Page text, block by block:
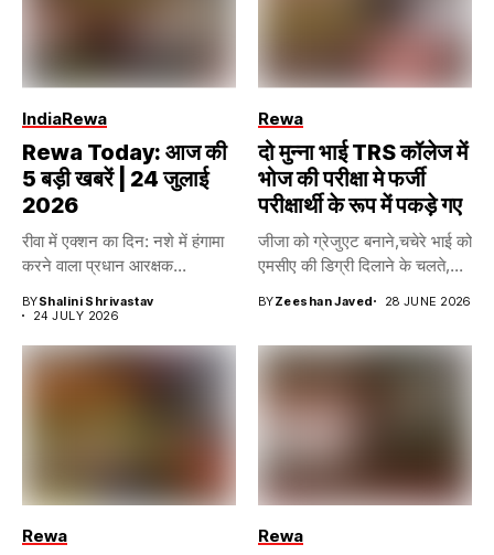
IndiaRewa
Rewa Today: आज की
5 बड़ी खबरें | 24 जुलाई
2026
रीवा में एक्शन का दिन: नशे में हंगामा
करने वाला प्रधान आरक्षक...
BYShalini Shrivastav
24 JULY 2026
Rewa
दो मुन्ना भाई TRS कॉलेज में
भोज की परीक्षा मे फर्जी
परीक्षार्थी के रूप में पकड़े गए
जीजा को ग्रेजुएट बनाने,चचेरे भाई को
एमसीए की डिग्री दिलाने के चलते,...
BYZeeshan Javed 28 JUNE 2026
Rewa Rewa